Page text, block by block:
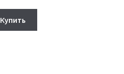
составляла
500₽.
Купить